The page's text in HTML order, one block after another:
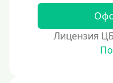
Без подтверждения
Без справок и
Лицензия